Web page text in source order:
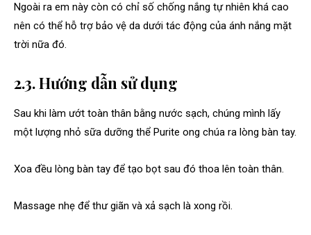
Ngoài ra em này còn có chỉ số chống nắng tự nhiên khá cao
nên có thể hỗ trợ bảo vệ da dưới tác động của ánh nắng mặt
trời nữa đó.
2.3. Hướng dẫn sử dụng
Sau khi làm ướt toàn thân bằng nước sạch, chúng mình lấy
một lượng nhỏ sữa dưỡng thể Purite ong chúa ra lòng bàn tay.
Xoa đều lòng bàn tay để tạo bọt sau đó thoa lên toàn thân.
Massage nhẹ để thư giãn và xả sạch là xong rồi.